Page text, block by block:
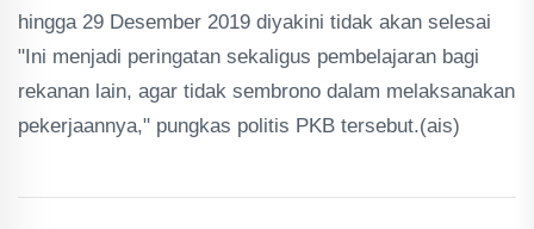
hingga 29 Desember 2019 diyakini tidak akan selesai
"Ini menjadi peringatan sekaligus pembelajaran bagi
rekanan lain, agar tidak sembrono dalam melaksanakan
pekerjaannya," pungkas politis PKB tersebut.(ais)